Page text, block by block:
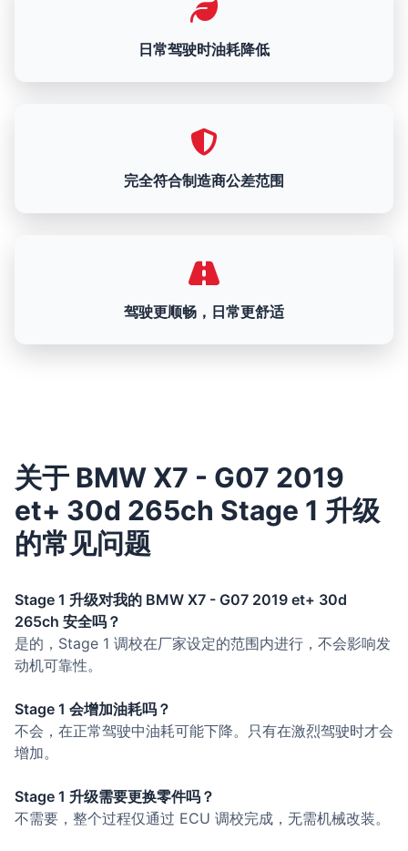
日常驾驶时油耗降低
完全符合制造商公差范围
驾驶更顺畅，日常更舒适
关于 BMW X7 - G07 2019
et+ 30d 265ch Stage 1 升级
的常见问题
Stage 1 升级对我的 BMW X7 - G07 2019 et+ 30d
265ch 安全吗？
是的，Stage 1 调校在厂家设定的范围内进行，不会影响发
动机可靠性。
Stage 1 会增加油耗吗？
不会，在正常驾驶中油耗可能下降。只有在激烈驾驶时才会
增加。
Stage 1 升级需要更换零件吗？
不需要，整个过程仅通过 ECU 调校完成，无需机械改装。